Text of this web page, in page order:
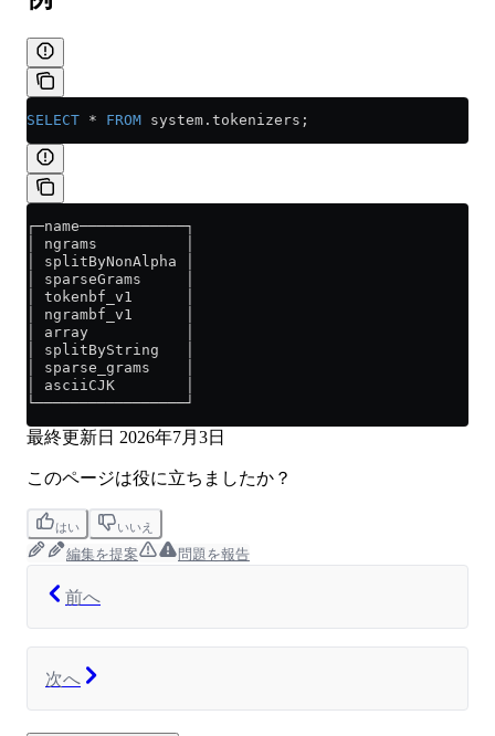
SELECT * FROM system . tokenizers ;
┌─name────────────┐
│ ngrams          │
│ splitByNonAlpha │
│ sparseGrams     │
│ tokenbf_v1      │
│ ngrambf_v1      │
│ array           │
│ splitByString   │
│ sparse_grams    │
│ asciiCJK        │
└─────────────────┘
最終更新日 2026年7月3日
このページは役に立ちましたか？
はい いいえ
編集を提案 問題を報告
前へ
次へ